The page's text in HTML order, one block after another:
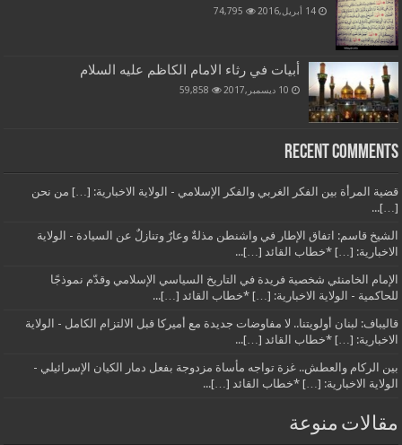
14 أبريل,2016 74,795
أبيات في رثاء الامام الكاظم عليه السلام
10 ديسمبر,2017 59,858
Recent Comments
قضية المرأة بين الفكر الغربي والفكر الإسلامي - الولاية الاخبارية: […] من نحن
[…]...
الشيخ قاسم: اتفاق الإطار في واشنطن مذلةٌ وعارٌ وتنازلٌ عن السيادة - الولاية
الاخبارية: […] *خطاب القائد […]...
الإمام الخامنئي شخصية فريدة في التاريخ السياسي الإسلامي وقدّم نموذجًا
للحاكمية - الولاية الاخبارية: […] *خطاب القائد […]...
قاليباف: لبنان أولويتنا.. لا مفاوضات جديدة مع أميركا قبل الالتزام الكامل - الولاية
الاخبارية: […] *خطاب القائد […]...
بين الركام والعطش.. غزة تواجه مأساة مزدوجة بفعل دمار الكيان الإسرائيلي -
الولاية الاخبارية: […] *خطاب القائد […]...
مقالات منوعة